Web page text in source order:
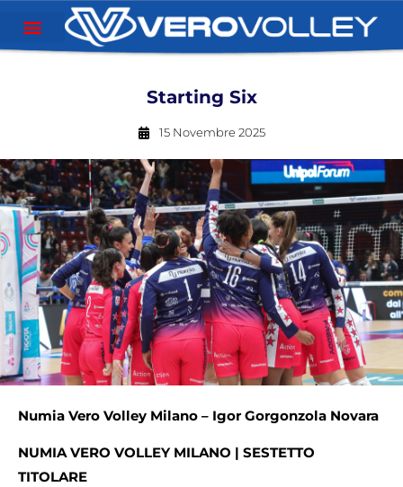
Starting Six
15 Novembre 2025
Numia Vero Volley Milano – Igor Gorgonzola Novara
NUMIA VERO VOLLEY MILANO | SESTETTO
TITOLARE